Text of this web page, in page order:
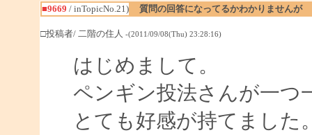
■9669 / inTopicNo.21) 質問の回答になってるかわかりませんが
□投稿者/ 二階の住人 -(2011/09/08(Thu) 23:28:16)
はじめまして。
ペンギン投法さんが一つ
とても好感が持てました